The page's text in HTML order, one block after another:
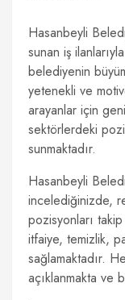
Hasanbeyli
sunan iş
belediyenin
yetenekli ve
arayanlar için
sektörlerdeki
sunmaktadır.
Hasanbeyli
incelediğinizde,
pozisyonları
itfaiye, temizlik,
sağlamaktadır.
açıklanmakta ve